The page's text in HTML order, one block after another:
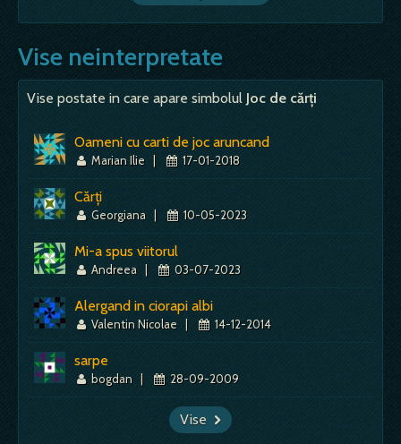
Vise neinterpretate
Vise postate in care apare simbolul Joc de cărți
Oameni cu carti de joc aruncand
Marian Ilie | 17-01-2018
Cărți
Georgiana | 10-05-2023
Mi-a spus viitorul
Andreea | 03-07-2023
Alergand in ciorapi albi
Valentin Nicolae | 14-12-2014
sarpe
bogdan | 28-09-2009
Vise